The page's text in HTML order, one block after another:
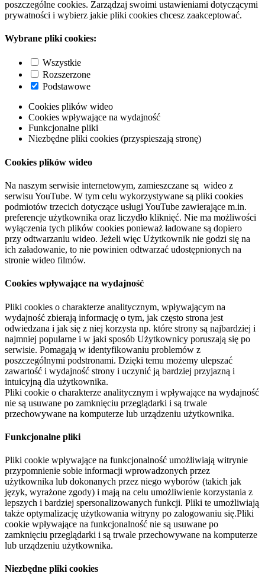
poszczególne cookies. Zarządzaj swoimi ustawieniami dotyczącymi
prywatności i wybierz jakie pliki cookies chcesz zaakceptować.
Wybrane pliki cookies:
Wszystkie
Rozszerzone
Podstawowe
Cookies plików wideo
Cookies wpływające na wydajność
Funkcjonalne pliki
Niezbędne pliki cookies (przyspieszają stronę)
Cookies plików wideo
Na naszym serwisie internetowym, zamieszczane są wideo z
serwisu YouTube. W tym celu wykorzystywane są pliki cookies
podmiotów trzecich dotyczące usługi YouTube zawierające m.in.
preferencje użytkownika oraz liczydło kliknięć. Nie ma możliwości
wyłączenia tych plików cookies ponieważ ładowane są dopiero
przy odtwarzaniu wideo. Jeżeli więc Użytkownik nie godzi się na
ich załadowanie, to nie powinien odtwarzać udostępnionych na
stronie wideo filmów.
Cookies wpływające na wydajność
Pliki cookies o charakterze analitycznym, wpływającym na
wydajność zbierają informację o tym, jak często strona jest
odwiedzana i jak się z niej korzysta np. które strony są najbardziej i
najmniej popularne i w jaki sposób Użytkownicy poruszają się po
serwisie. Pomagają w identyfikowaniu problemów z
poszczególnymi podstronami. Dzięki temu możemy ulepszać
zawartość i wydajność strony i uczynić ją bardziej przyjazną i
intuicyjną dla użytkownika.
Pliki cookie o charakterze analitycznym i wpływające na wydajność
nie są usuwane po zamknięciu przeglądarki i są trwale
przechowywane na komputerze lub urządzeniu użytkownika.
Funkcjonalne pliki
Pliki cookie wpływające na funkcjonalność umożliwiają witrynie
przypomnienie sobie informacji wprowadzonych przez
użytkownika lub dokonanych przez niego wyborów (takich jak
język, wyrażone zgody) i mają na celu umożliwienie korzystania z
lepszych i bardziej spersonalizowanych funkcji. Pliki te umożliwiają
także optymalizację użytkowania witryny po zalogowaniu się.Pliki
cookie wpływające na funkcjonalność nie są usuwane po
zamknięciu przeglądarki i są trwale przechowywane na komputerze
lub urządzeniu użytkownika.
Niezbędne pliki cookies